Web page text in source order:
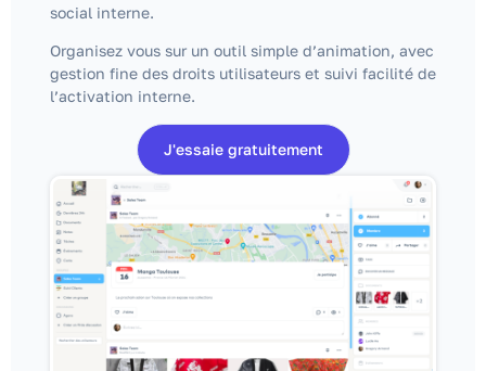
social interne.
Organisez vous sur un outil simple d’animation, avec
gestion fine des droits utilisateurs et suivi facilité de
l’activation interne.
J'essaie gratuitement